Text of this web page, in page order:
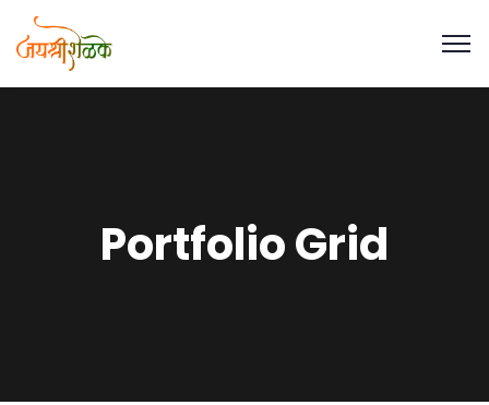
Portfolio Grid